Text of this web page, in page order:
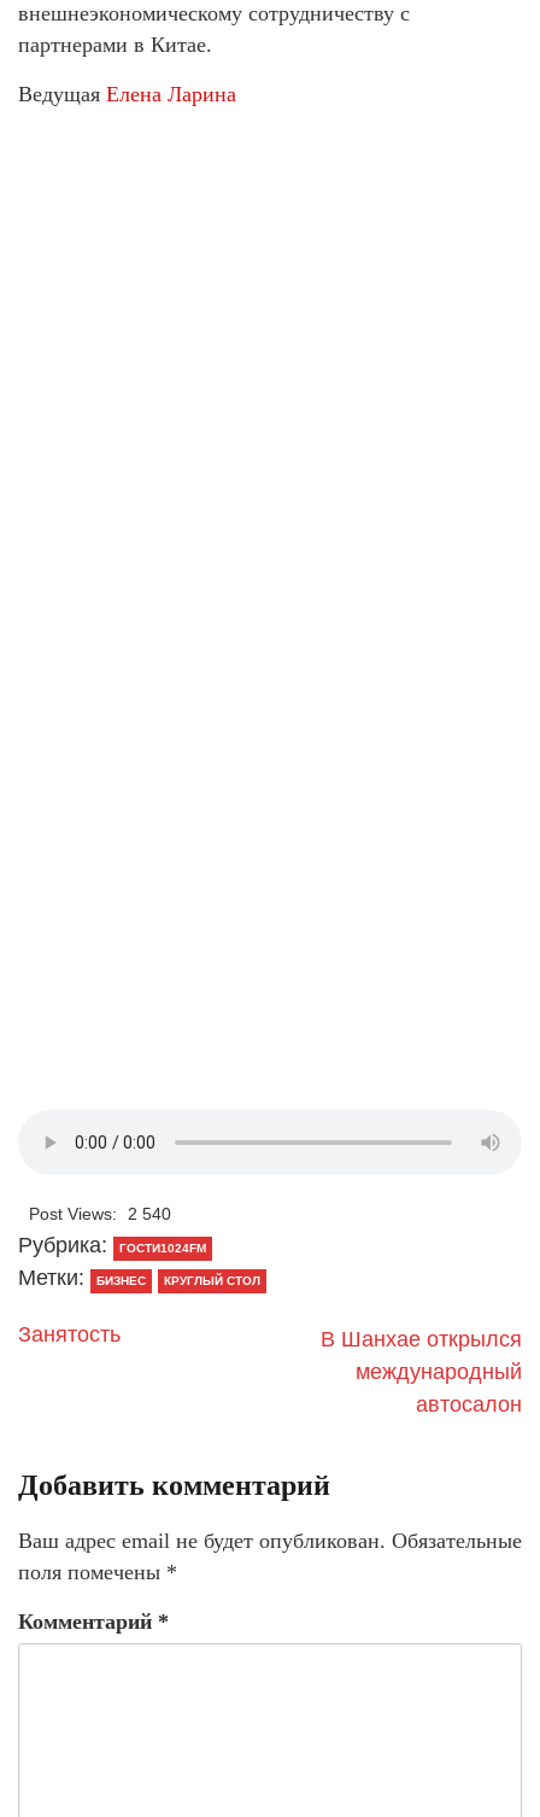
внешнеэкономическому сотрудничеству с
партнерами в Китае.
Ведущая Елена Ларина
Post Views: 2 540
Рубрика: ГОСТИ1024FM
Метки: БИЗНЕС КРУГЛЫЙ СТОЛ
Занятость
В Шанхае открылся
международный
автосалон
Добавить комментарий
Ваш адрес email не будет опубликован. Обязательные
поля помечены *
Комментарий *